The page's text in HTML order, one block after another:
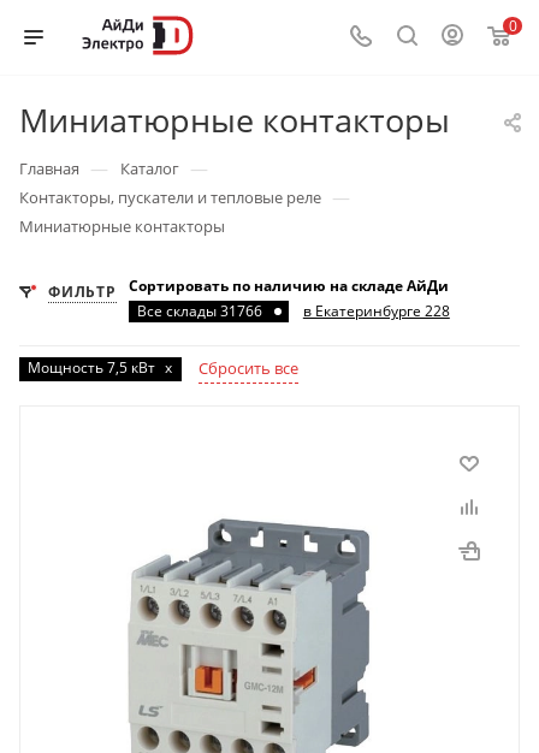
0
Миниатюрные контакторы
Главная — Каталог —
Контакторы, пускатели и тепловые реле —
Миниатюрные контакторы
ФИЛЬТР
Сортировать по наличию на складе АйДи
Все склады 31766
в Екатеринбурге 228
Мощность 7,5 кВт x Сбросить все